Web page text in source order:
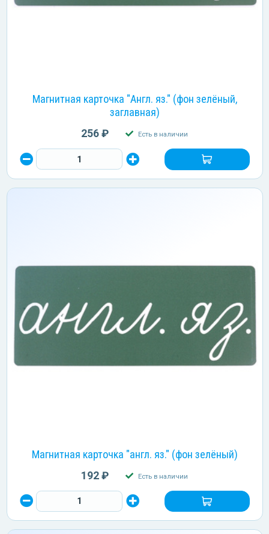
Магнитная карточка "Англ. яз." (фон зелёный,
заглавная)
256 ₽ Есть в наличии
Магнитная карточка "англ. яз." (фон зелёный)
192 ₽ Есть в наличии